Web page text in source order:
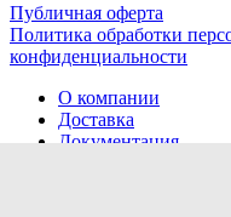
Публичная оферта
Политика обработки
конфиденциальности
О компании
Доставка
Документация